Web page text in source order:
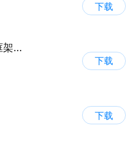
下载
HiGoPlay服务框架安装器
下载
下载